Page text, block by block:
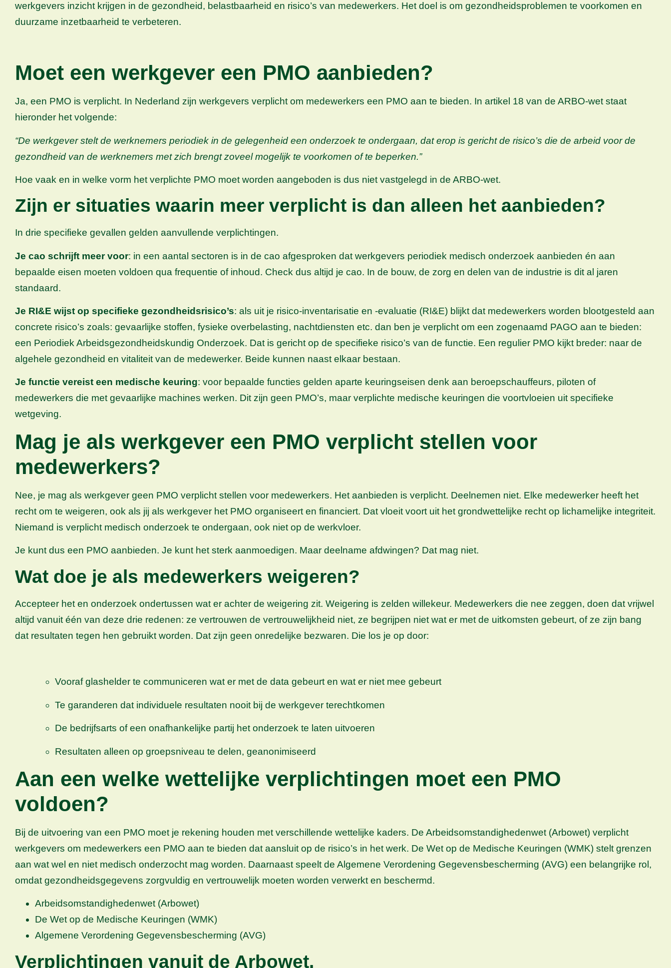
werkgevers inzicht krijgen in de gezondheid, belastbaarheid en risico’s van medewerkers. Het doel is om gezondheidsproblemen te voorkomen en
duurzame inzetbaarheid te verbeteren.
Moet een werkgever een PMO aanbieden?
Ja, een PMO is verplicht. In Nederland zijn werkgevers verplicht om medewerkers een PMO aan te bieden. In artikel 18 van de ARBO-wet staat
hieronder het volgende:
“De werkgever stelt de werknemers periodiek in de gelegenheid een onderzoek te ondergaan, dat erop is gericht de risico’s die de arbeid voor de
gezondheid van de werknemers met zich brengt zoveel mogelijk te voorkomen of te beperken.”
Hoe vaak en in welke vorm het verplichte PMO moet worden aangeboden is dus niet vastgelegd in de ARBO-wet.
Zijn er situaties waarin meer verplicht is dan alleen het aanbieden?
In drie specifieke gevallen gelden aanvullende verplichtingen.
Je cao schrijft meer voor: in een aantal sectoren is in de cao afgesproken dat werkgevers periodiek medisch onderzoek aanbieden én aan
bepaalde eisen moeten voldoen qua frequentie of inhoud. Check dus altijd je cao. In de bouw, de zorg en delen van de industrie is dit al jaren
standaard.
Je RI&E wijst op specifieke gezondheidsrisico’s: als uit je risico-inventarisatie en -evaluatie (RI&E) blijkt dat medewerkers worden blootgesteld aan
concrete risico’s zoals: gevaarlijke stoffen, fysieke overbelasting, nachtdiensten etc. dan ben je verplicht om een zogenaamd PAGO aan te bieden:
een Periodiek Arbeidsgezondheidskundig Onderzoek. Dat is gericht op de specifieke risico’s van de functie. Een regulier PMO kijkt breder: naar de
algehele gezondheid en vitaliteit van de medewerker. Beide kunnen naast elkaar bestaan.
Je functie vereist een medische keuring: voor bepaalde functies gelden aparte keuringseisen denk aan beroepschauffeurs, piloten of
medewerkers die met gevaarlijke machines werken. Dit zijn geen PMO’s, maar verplichte medische keuringen die voortvloeien uit specifieke
wetgeving.
Mag je als werkgever een PMO verplicht stellen voor
medewerkers?
Nee, je mag als werkgever geen PMO verplicht stellen voor medewerkers. Het aanbieden is verplicht. Deelnemen niet. Elke medewerker heeft het
recht om te weigeren, ook als jij als werkgever het PMO organiseert en financiert. Dat vloeit voort uit het grondwettelijke recht op lichamelijke integriteit.
Niemand is verplicht medisch onderzoek te ondergaan, ook niet op de werkvloer.
Je kunt dus een PMO aanbieden. Je kunt het sterk aanmoedigen. Maar deelname afdwingen? Dat mag niet.
Wat doe je als medewerkers weigeren?
Accepteer het en onderzoek ondertussen wat er achter de weigering zit. Weigering is zelden willekeur. Medewerkers die nee zeggen, doen dat vrijwel
altijd vanuit één van deze drie redenen: ze vertrouwen de vertrouwelijkheid niet, ze begrijpen niet wat er met de uitkomsten gebeurt, of ze zijn bang
dat resultaten tegen hen gebruikt worden. Dat zijn geen onredelijke bezwaren. Die los je op door:
Vooraf glashelder te communiceren wat er met de data gebeurt en wat er niet mee gebeurt
Te garanderen dat individuele resultaten nooit bij de werkgever terechtkomen
De bedrijfsarts of een onafhankelijke partij het onderzoek te laten uitvoeren
Resultaten alleen op groepsniveau te delen, geanonimiseerd
Aan een welke wettelijke verplichtingen moet een PMO
voldoen?
Bij de uitvoering van een PMO moet je rekening houden met verschillende wettelijke kaders. De Arbeidsomstandighedenwet (Arbowet) verplicht
werkgevers om medewerkers een PMO aan te bieden dat aansluit op de risico’s in het werk. De Wet op de Medische Keuringen (WMK) stelt grenzen
aan wat wel en niet medisch onderzocht mag worden. Daarnaast speelt de Algemene Verordening Gegevensbescherming (AVG) een belangrijke rol,
omdat gezondheidsgegevens zorgvuldig en vertrouwelijk moeten worden verwerkt en beschermd.
Arbeidsomstandighedenwet (Arbowet)
De Wet op de Medische Keuringen (WMK)
Algemene Verordening Gegevensbescherming (AVG)
Verplichtingen vanuit de Arbowet.